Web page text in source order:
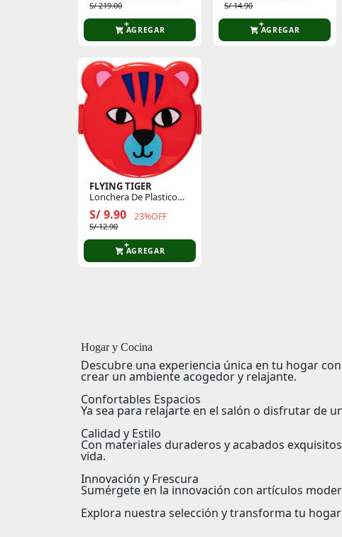
S/ 219.00
AGREGAR
S/ 14.90
AGREGAR
FLYING TIGER
Lonchera De Plastico
Leon 3000241
S/ 9.90 23%OFF
S/ 12.90
AGREGAR
Hogar y Cocina
Descubre una experiencia única en tu hogar
crear un ambiente acogedor y relajante.
Confortables Espacios
Ya sea para relajarte en el salón o disfrutar de
Calidad y Estilo
Con materiales duraderos y acabados
vida.
Innovación y Frescura
Sumérgete en la innovación con artículos
Explora nuestra selección y transforma tu